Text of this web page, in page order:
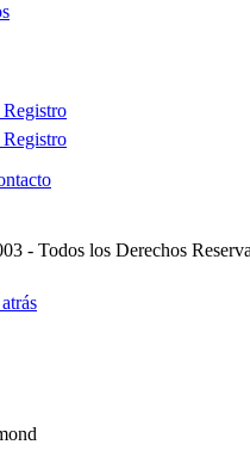
- Todos los Derechos